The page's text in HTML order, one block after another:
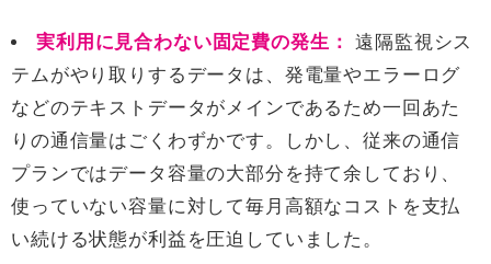
実利用に見合わない固定費の発生：
遠隔監視シス
テムがやり取りするデータは、発電量やエラーログ
などのテキストデータがメインであるため一回あた
りの通信量はごくわずかです。しかし、従来の通信
プランではデータ容量の大部分を持て余しており、
使っていない容量に対して毎月高額なコストを支払
い続ける状態が利益を圧迫していました。